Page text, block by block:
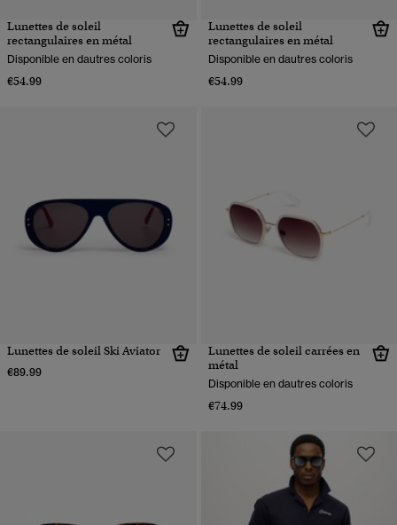
Lunettes de soleil
rectangulaires en métal
Disponible en dautres coloris
€54.99
Lunettes de soleil
rectangulaires en métal
Disponible en dautres coloris
€54.99
Lunettes de soleil Ski Aviator
€89.99
Lunettes de soleil carrées en
métal
Disponible en dautres coloris
€74.99